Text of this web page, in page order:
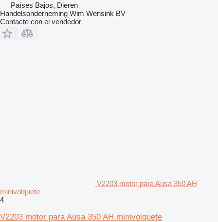
Países Bajos, Dieren
Handelsonderneming Wim Wensink BV
Contacte con el vendedor
V2203 motor para Ausa 350 AH
minivolquete
4
V2203 motor para Ausa 350 AH minivolquete